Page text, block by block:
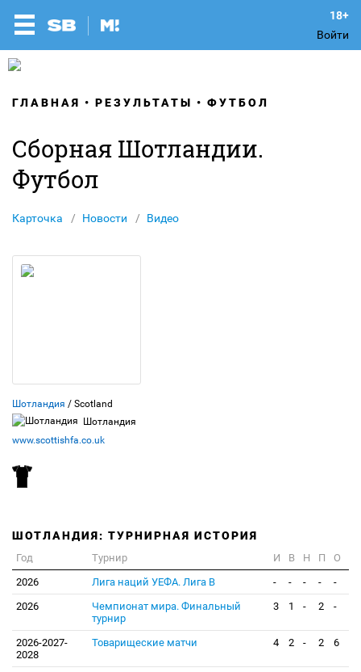
Войти
ГЛАВНАЯ РЕЗУЛЬТАТЫ ФУТБОЛ
Сборная Шотландии.
Футбол
Карточка Новости Видео
Шотландия / Scotland
Шотландия
www.scottishfa.co.uk
ШОТЛАНДИЯ: ТУРНИРНАЯ ИСТОРИЯ
Год Турнир И В Н П
О
2026
Лига наций УЕФА. Лига В - - - -
-
2026
Чемпионат мира. Финальный
турнир
3 1 - 2 -
2026-2027-
2028
Товарищеские матчи 4 2 - 2 6